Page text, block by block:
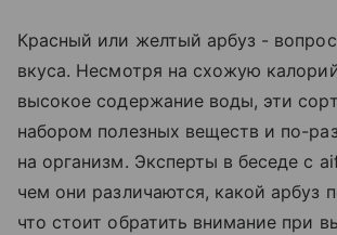
Красный или желтый арбуз -
вкуса. Несмотря на схожую
высокое содержание воды, эти
набором полезных веществ и по-
на организм. Эксперты в беседе с
чем они различаются, какой арбуз
что стоит обратить внимание при